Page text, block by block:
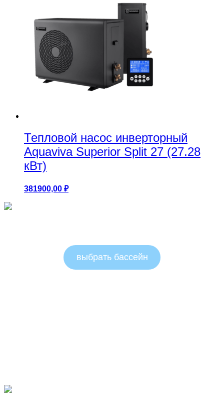
Тепловой насос инверторный
Aquaviva Superior Split 27 (27.28
кВт)
381900,00 ₽
выбрать бассейн